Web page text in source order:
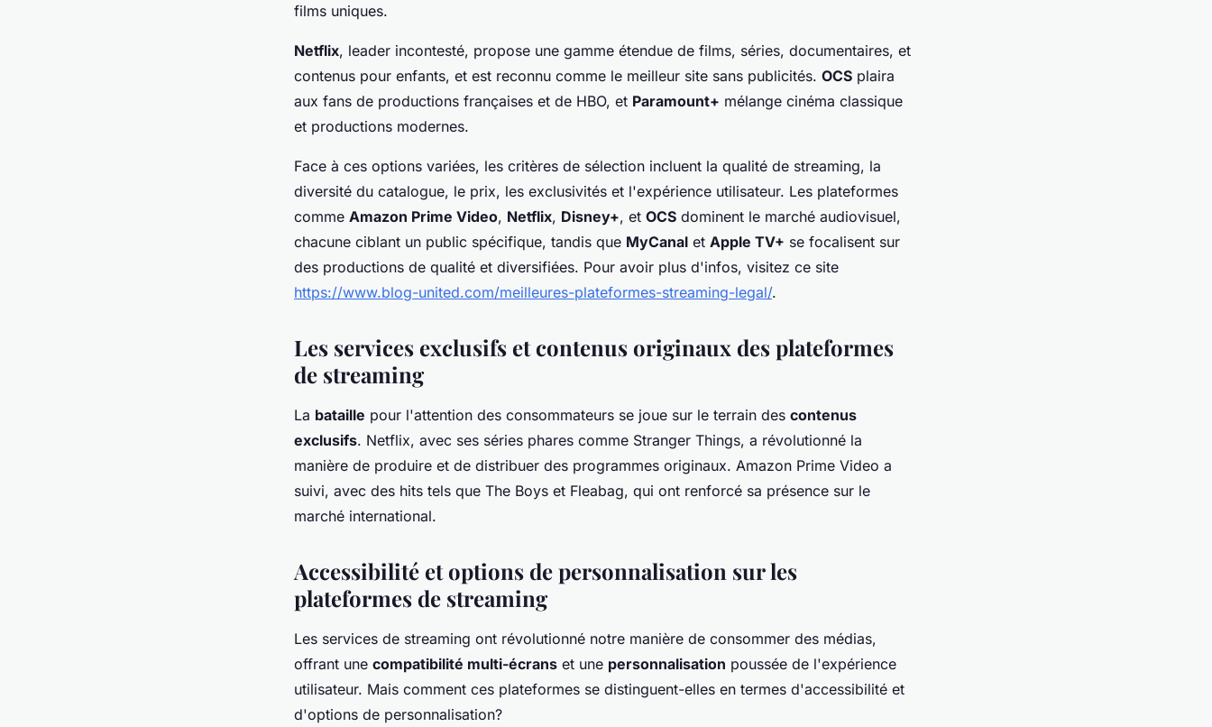
films uniques.
Netflix, leader incontesté, propose une gamme étendue de films, séries, documentaires, et
contenus pour enfants, et est reconnu comme le meilleur site sans publicités. OCS plaira
aux fans de productions françaises et de HBO, et Paramount+ mélange cinéma classique
et productions modernes.
Face à ces options variées, les critères de sélection incluent la qualité de streaming, la
diversité du catalogue, le prix, les exclusivités et l'expérience utilisateur. Les plateformes
comme Amazon Prime Video, Netflix, Disney+, et OCS dominent le marché audiovisuel,
chacune ciblant un public spécifique, tandis que MyCanal et Apple TV+ se focalisent sur
des productions de qualité et diversifiées. Pour avoir plus d'infos, visitez ce site
https://www.blog-united.com/meilleures-plateformes-streaming-legal/.
Les services exclusifs et contenus originaux des plateformes
de streaming
La bataille pour l'attention des consommateurs se joue sur le terrain des contenus
exclusifs. Netflix, avec ses séries phares comme Stranger Things, a révolutionné la
manière de produire et de distribuer des programmes originaux. Amazon Prime Video a
suivi, avec des hits tels que The Boys et Fleabag, qui ont renforcé sa présence sur le
marché international.
Accessibilité et options de personnalisation sur les
plateformes de streaming
Les services de streaming ont révolutionné notre manière de consommer des médias,
offrant une compatibilité multi-écrans et une personnalisation poussée de l'expérience
utilisateur. Mais comment ces plateformes se distinguent-elles en termes d'accessibilité et
d'options de personnalisation?